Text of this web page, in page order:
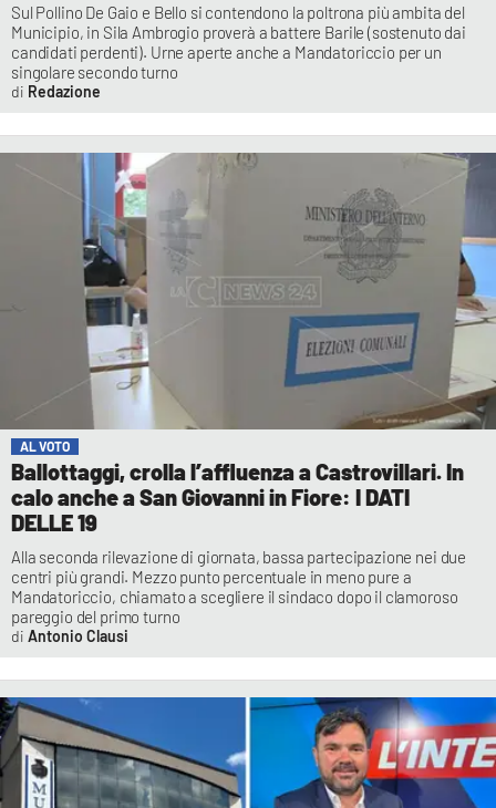
Sul Pollino De Gaio e Bello si contendono la poltrona più ambita del
Municipio, in Sila Ambrogio proverà a battere Barile (sostenuto dai
candidati perdenti). Urne aperte anche a Mandatoriccio per un
singolare secondo turno
Redazione
AL VOTO
Ballottaggi, crolla l’affluenza a Castrovillari. In
calo anche a San Giovanni in Fiore: I DATI
DELLE 19
Alla seconda rilevazione di giornata, bassa partecipazione nei due
centri più grandi. Mezzo punto percentuale in meno pure a
Mandatoriccio, chiamato a scegliere il sindaco dopo il clamoroso
pareggio del primo turno
Antonio Clausi